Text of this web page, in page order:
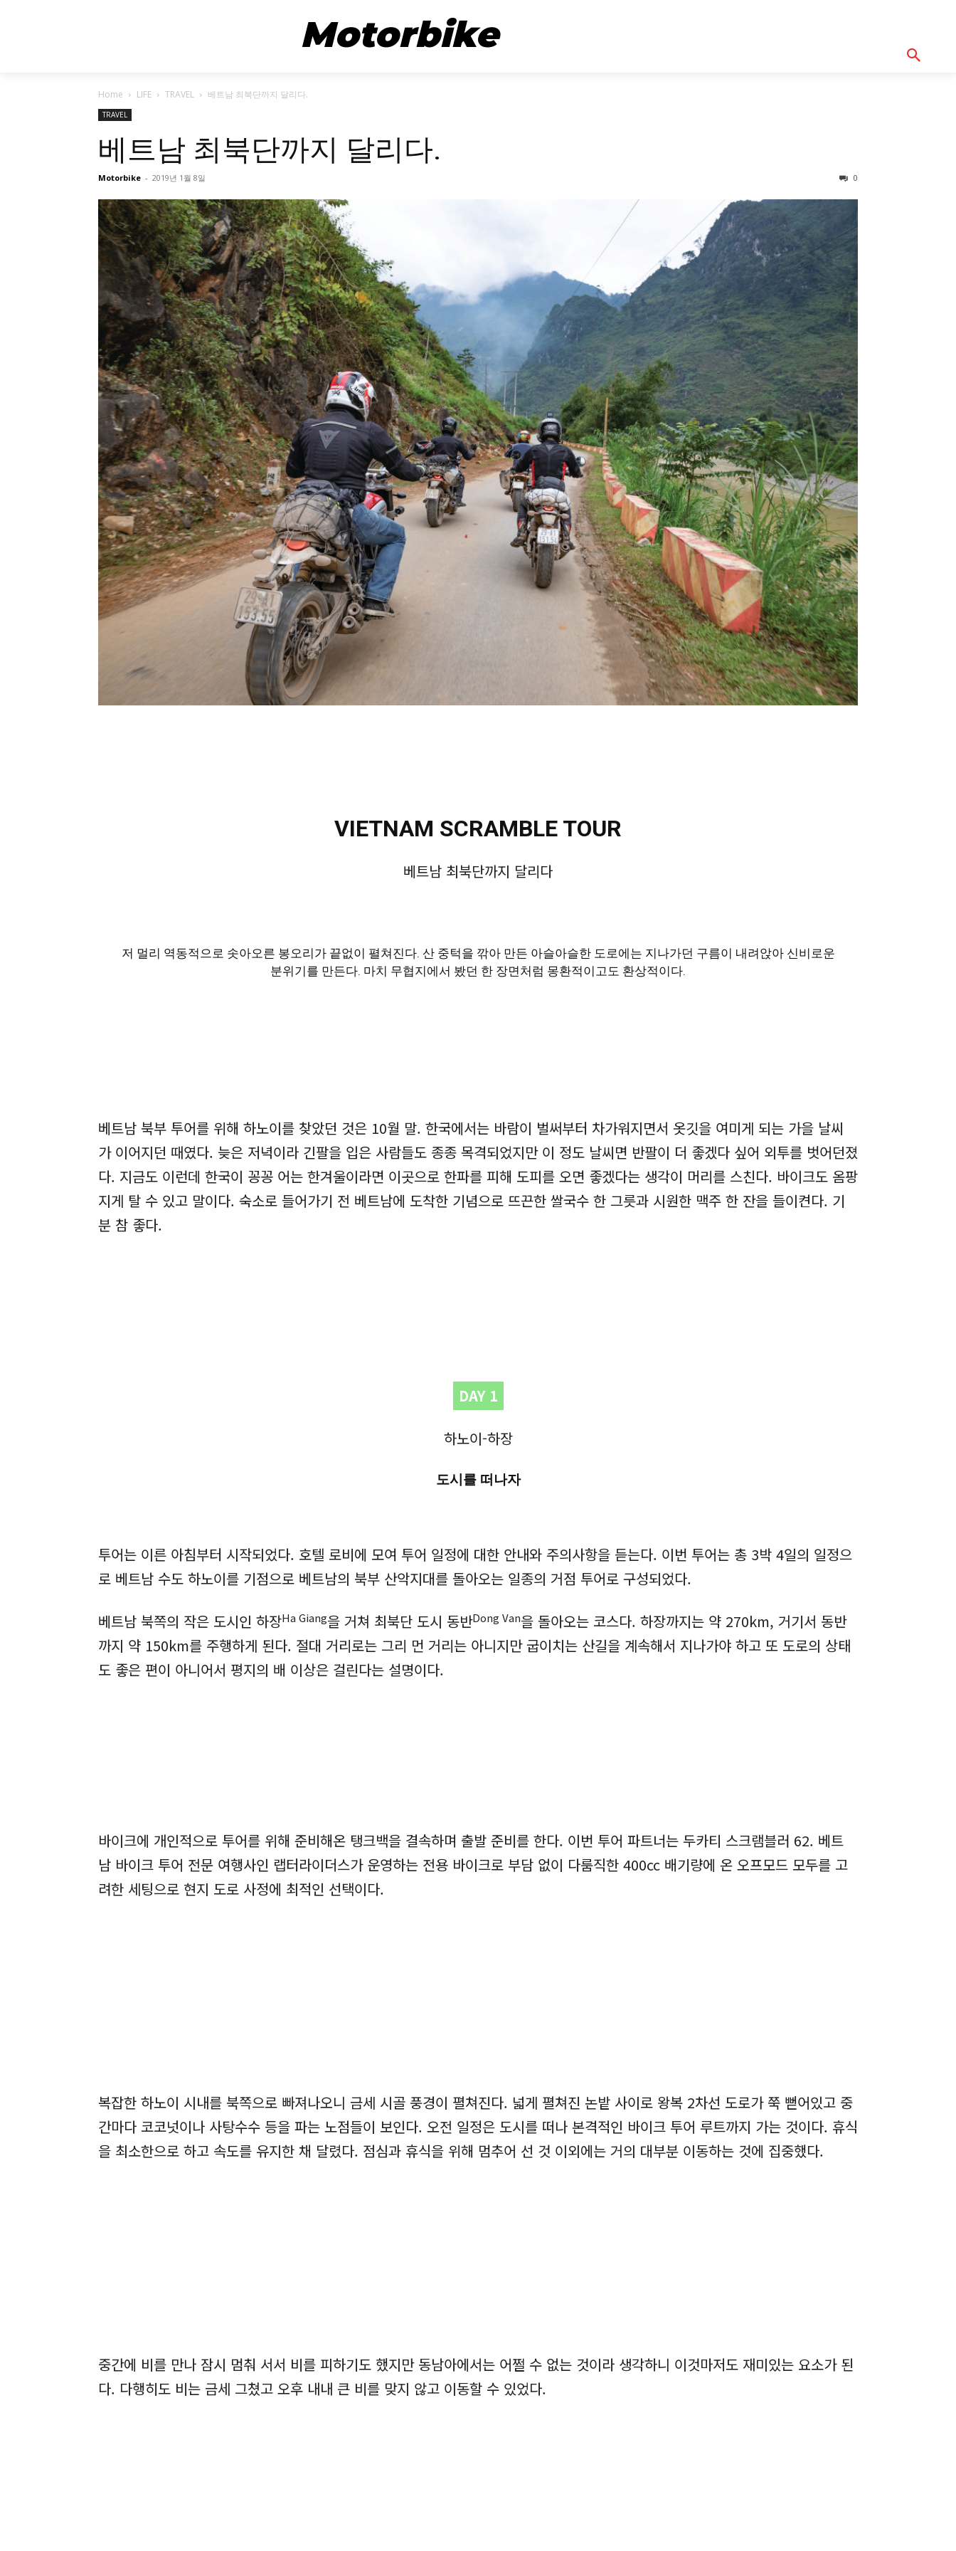
Motorbike
Home LIFE TRAVEL 베트남 최북단까지 달리다.
TRAVEL
베트남 최북단까지 달리다.
Motorbike - 2019년 1월 8일 0
VIETNAM SCRAMBLE TOUR
베트남 최북단까지 달리다
저 멀리 역동적으로 솟아오른 봉오리가 끝없이 펼쳐진다. 산 중턱을 깎아 만든 아슬아슬한 도로에는 지나가던 구름이 내려앉아 신비로운
분위기를 만든다. 마치 무협지에서 봤던 한 장면처럼 몽환적이고도 환상적이다.
베트남 북부 투어를 위해 하노이를 찾았던 것은 10월 말. 한국에서는 바람이 벌써부터 차가워지면서 옷깃을 여미게 되는 가을 날씨
가 이어지던 때였다. 늦은 저녁이라 긴팔을 입은 사람들도 종종 목격되었지만 이 정도 날씨면 반팔이 더 좋겠다 싶어 외투를 벗어던졌
다. 지금도 이런데 한국이 꽁꽁 어는 한겨울이라면 이곳으로 한파를 피해 도피를 오면 좋겠다는 생각이 머리를 스친다. 바이크도 옴팡
지게 탈 수 있고 말이다. 숙소로 들어가기 전 베트남에 도착한 기념으로 뜨끈한 쌀국수 한 그릇과 시원한 맥주 한 잔을 들이켠다. 기
분 참 좋다.
DAY 1
하노이-하장
도시를 떠나자
투어는 이른 아침부터 시작되었다. 호텔 로비에 모여 투어 일정에 대한 안내와 주의사항을 듣는다. 이번 투어는 총 3박 4일의 일정으
로 베트남 수도 하노이를 기점으로 베트남의 북부 산악지대를 돌아오는 일종의 거점 투어로 구성되었다.
베트남 북쪽의 작은 도시인 하장Ha Giang을 거쳐 최북단 도시 동반Dong Van을 돌아오는 코스다. 하장까지는 약 270km, 거기서 동반
까지 약 150km를 주행하게 된다. 절대 거리로는 그리 먼 거리는 아니지만 굽이치는 산길을 계속해서 지나가야 하고 또 도로의 상태
도 좋은 편이 아니어서 평지의 배 이상은 걸린다는 설명이다.
바이크에 개인적으로 투어를 위해 준비해온 탱크백을 결속하며 출발 준비를 한다. 이번 투어 파트너는 두카티 스크램블러 62. 베트
남 바이크 투어 전문 여행사인 랩터라이더스가 운영하는 전용 바이크로 부담 없이 다룸직한 400cc 배기량에 온 오프모드 모두를 고
려한 세팅으로 현지 도로 사정에 최적인 선택이다.
복잡한 하노이 시내를 북쪽으로 빠져나오니 금세 시골 풍경이 펼쳐진다. 넓게 펼쳐진 논밭 사이로 왕복 2차선 도로가 쭉 뻗어있고 중
간마다 코코넛이나 사탕수수 등을 파는 노점들이 보인다. 오전 일정은 도시를 떠나 본격적인 바이크 투어 루트까지 가는 것이다. 휴식
을 최소한으로 하고 속도를 유지한 채 달렸다. 점심과 휴식을 위해 멈추어 선 것 이외에는 거의 대부분 이동하는 것에 집중했다.
중간에 비를 만나 잠시 멈춰 서서 비를 피하기도 했지만 동남아에서는 어쩔 수 없는 것이라 생각하니 이것마저도 재미있는 요소가 된
다. 다행히도 비는 금세 그쳤고 오후 내내 큰 비를 맞지 않고 이동할 수 있었다.